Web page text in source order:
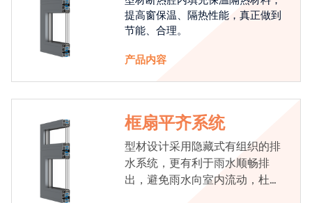
提高窗保温、隔热性能，真正做到
节能、合理。
产品内容
框扇平齐系统
型材设计采用隐藏式有组织的排
水系统，更有利于雨水顺畅排
出，避免雨水向室内流动，杜绝